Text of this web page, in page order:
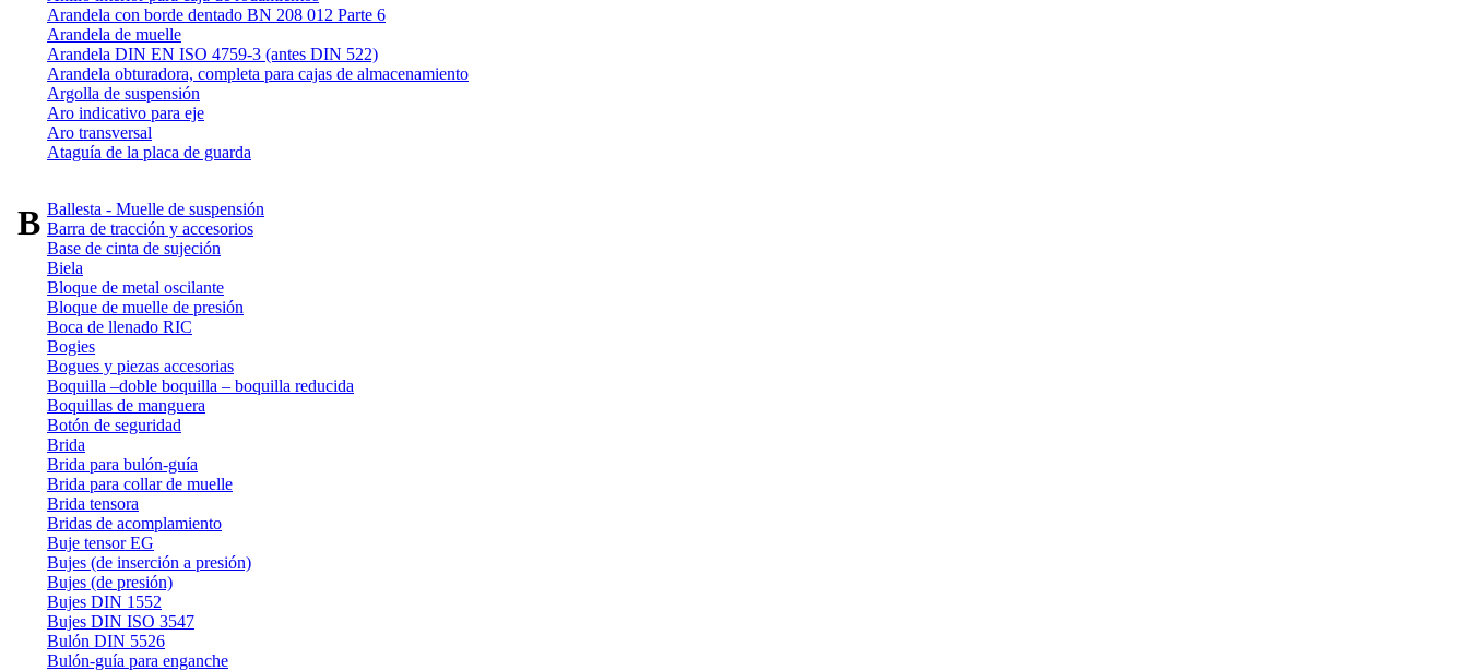
Arandela con borde dentado BN 208 012 Parte 6
Arandela de muelle
Arandela DIN EN ISO 4759-3 (antes DIN 522)
Arandela obturadora, completa para cajas de almacenamiento
Argolla de suspensión
Aro indicativo para eje
Aro transversal
Ataguía de la placa de guarda
BBallesta - Muelle de suspensión
Barra de tracción y accesorios
Base de cinta de sujeción
Biela
Bloque de metal oscilante
Bloque de muelle de presión
Boca de llenado RIC
Bogies
Bogues y piezas accesorias
Boquilla –doble boquilla – boquilla reducida
Boquillas de manguera
Botón de seguridad
Brida
Brida para bulón-guía
Brida para collar de muelle
Brida tensora
Bridas de acomplamiento
Buje tensor EG
Bujes (de inserción a presión)
Bujes (de presión)
Bujes DIN 1552
Bujes DIN ISO 3547
Bulón DIN 5526
Bulón-guía para enganche